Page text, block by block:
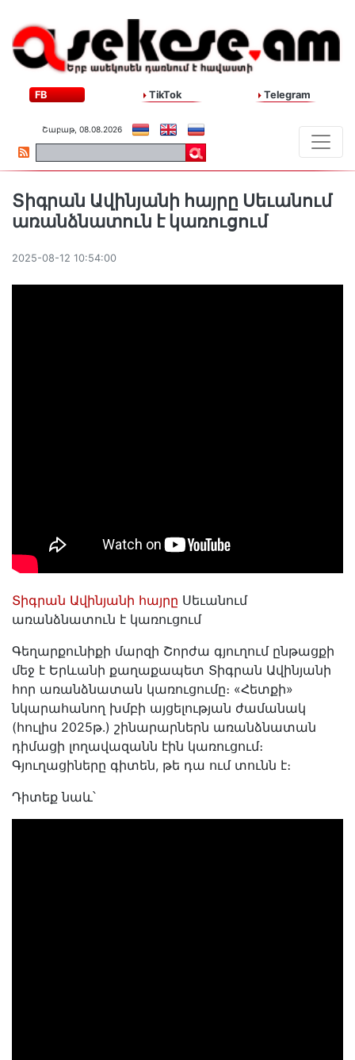
FB TikTok Telegram
Շաբաթ, 08.08.2026
Տիգրան Ավինյանի հայրը Սեւանում
առանձնատուն է կառուցում
2025-08-12 10:54:00
Տիգրան Ավինյանի հայրը Սեւանում
առանձնատուն է կառուցում
Գեղարքունիքի մարզի Շորժա գյուղում ընթացքի
մեջ է Երևանի քաղաքապետ Տիգրան Ավինյանի
հոր առանձնատան կառուցումը։ «Հետքի»
նկարահանող խմբի այցելության ժամանակ
(հուլիս 2025թ․) շինարարներն առանձնատան
դիմացի լողավազանն էին կառուցում։
Գյուղացիները գիտեն, թե դա ում տունն է։
Դիտեք նաև՝